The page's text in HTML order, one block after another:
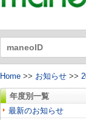
Home >> お知らせ >>
年度別一覧
最新のお知らせ